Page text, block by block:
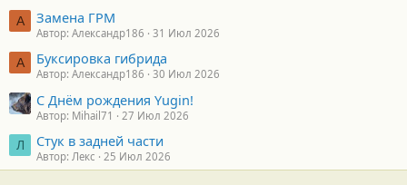
А Замена ГРМ
Автор: Александр186 31 Июл 2026
А Буксировка гибрида
Автор: Александр186 30 Июл 2026
С Днём рождения Yugin!
Автор: Mihail71 27 Июл 2026
Л Стук в задней части
Автор: Лекс 25 Июл 2026